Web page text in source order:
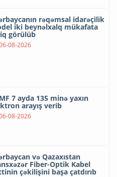
rəqəmsal idarəçilik
iki beynəlxalq mükafata
görülüb
08-2026
7 ayda 135 minə yaxın
arayış verib
08-2026
və Qazaxıstan
Fiber-Optik Kabel
çəkilişini başa çatdırıb